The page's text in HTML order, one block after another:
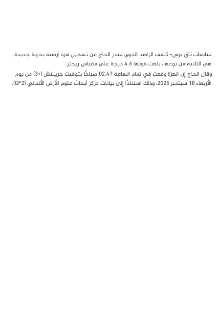
متابعات تاق برس- كشف الراصد الجوي منذر الحاج عن تسجيل هزة أرضية بحرية جديدة،
هي الثانية من نوعها، بلغت قوتها 4.6 درجة على مقياس ريختر.
وقال الحاج إن الهزة وقعت في تمام الساعة 02:47 صباحًا بتوقيت جرينتش (+3) من يوم
الأربعاء 10 سبتمبر 2025، وذلك استنادًا إلى بيانات مركز أبحاث علوم الأرض الألماني (GFZ).